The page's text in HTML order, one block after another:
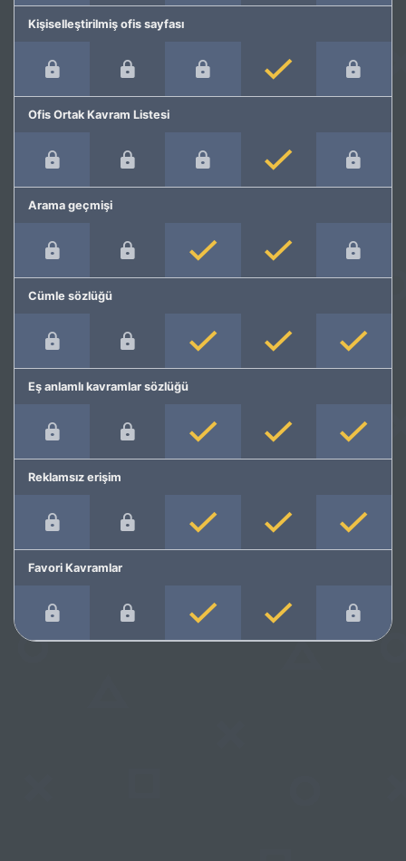
Kişiselleştirilmiş ofis sayfası
Ofis Ortak Kavram Listesi
Arama geçmişi
Cümle sözlüğü
Eş anlamlı kavramlar sözlüğü
Reklamsız erişim
Favori Kavramlar